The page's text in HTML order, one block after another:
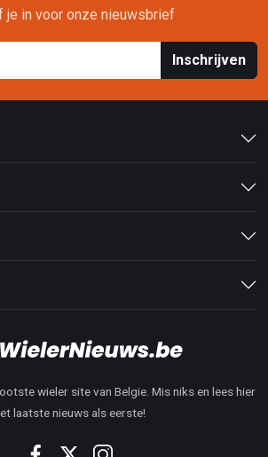
je in voor onze nieuwsbrief
Inschrijven
wieler site van Belgie. Mis niks en lees hier
laatste nieuws als eerste!